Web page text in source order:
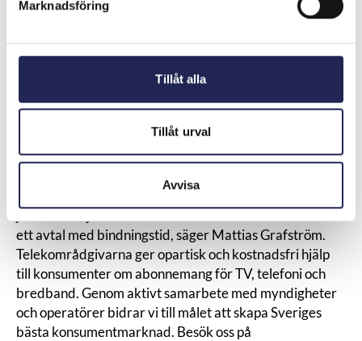
Marknadsföring
Tillåt alla
Tillåt urval
Avvisa
Det är dessvärre inte sällan äldre personer och
personer som har svårt med språket som drabbas av
denna typ av försäljning.
Telekområdgivarna råder som alltid konsumenterna att
dem, oavsett säljarens påtryckningar. Om något låter
för bra för att vara sant, är det ofta så.
– Tro inte att säljaren har ett så bra erbjudande att du
ett avtal med bindningstid, säger Mattias Grafström.
Telekområdgivarna ger opartisk och kostnadsfri hjälp
till konsumenter om abonnemang för TV, telefoni och
bredband. Genom aktivt samarbete med myndigheter
och operatörer bidrar vi till målet att skapa Sveriges
bästa konsumentmarknad. Besök oss på